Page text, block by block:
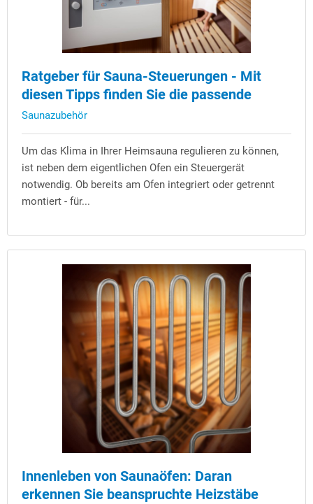
Ratgeber für Sauna-Steuerungen - Mit
diesen Tipps finden Sie die passende
Saunazubehör
Um das Klima in Ihrer Heimsauna regulieren zu können,
ist neben dem eigentlichen Ofen ein Steuergerät
notwendig. Ob bereits am Ofen integriert oder getrennt
montiert - für...
Innenleben von Saunaöfen: Daran
erkennen Sie beanspruchte Heizstäbe